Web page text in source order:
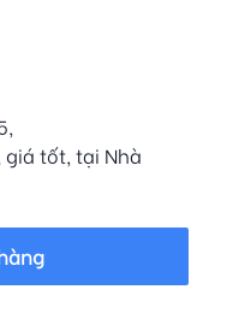
giá tốt, tại Nhà